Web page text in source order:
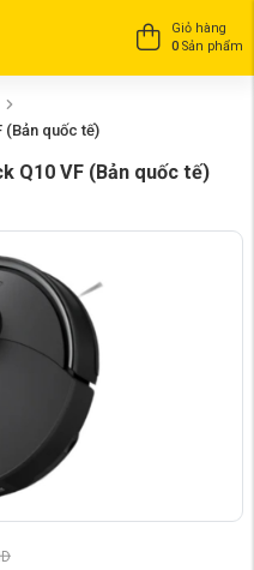
Giỏ hàng
0 Sản phẩm
(Bản quốc tế)
Q10 VF (Bản quốc tế)